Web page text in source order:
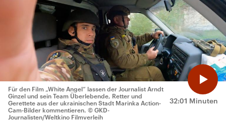
32:01 Minuten
Für den Film „White Angel“ lassen der Journalist Arndt
Ginzel und sein Team Überlebende, Retter und
Gerettete aus der ukrainischen Stadt Marinka Action-
Cam-Bilder kommentieren. © GKD-
Journalisten/Weltkino Filmverleih